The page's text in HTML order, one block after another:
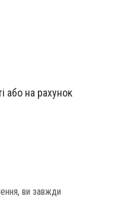
або на рахунок
ви завжди